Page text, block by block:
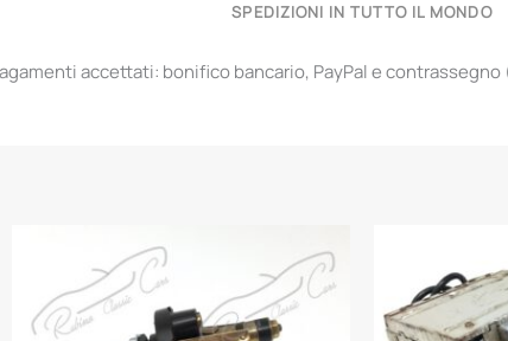
SPEDIZIONI IN TUTTO IL MONDO
accettati: bonifico bancario, PayPal e